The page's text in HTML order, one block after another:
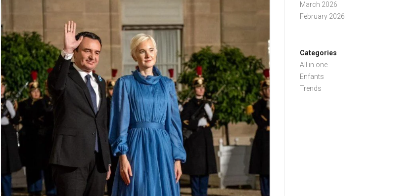
March 2026
February 2026
Categories
All in one
Enfants
Trends